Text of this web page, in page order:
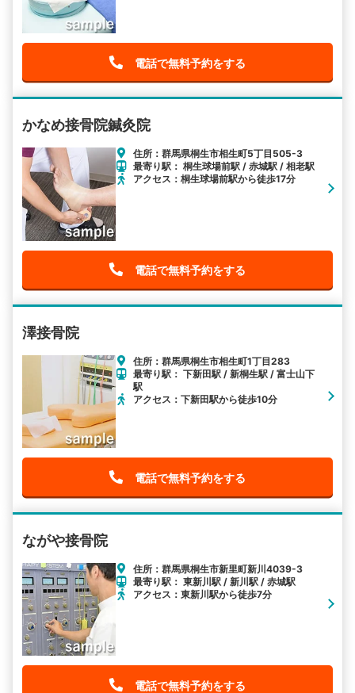
電話で無料予約をする
かなめ接骨院鍼灸院
住所：群馬県桐生市相生町5丁目505-3
最寄り駅： 桐生球場前駅 / 赤城駅 / 相老駅
アクセス：桐生球場前駅から徒歩17分
電話で無料予約をする
澤接骨院
住所：群馬県桐生市相生町1丁目283
最寄り駅： 下新田駅 / 新桐生駅 / 富士山下
駅
アクセス：下新田駅から徒歩10分
電話で無料予約をする
ながや接骨院
住所：群馬県桐生市新里町新川4039-3
最寄り駅： 東新川駅 / 新川駅 / 赤城駅
アクセス：東新川駅から徒歩7分
電話で無料予約をする